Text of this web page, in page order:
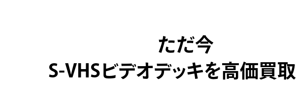
ただ今
S-VHSビデオデッキを高価買取